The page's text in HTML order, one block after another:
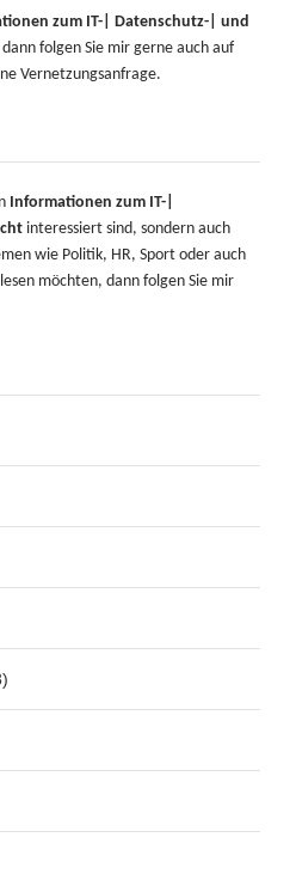
zum IT-| Datenschutz-| und
folgen Sie mir gerne auch auf
Vernetzungsanfrage.
Informationen zum IT-|
interessiert sind, sondern auch
wie Politik, HR, Sport oder auch
möchten, dann folgen Sie mir